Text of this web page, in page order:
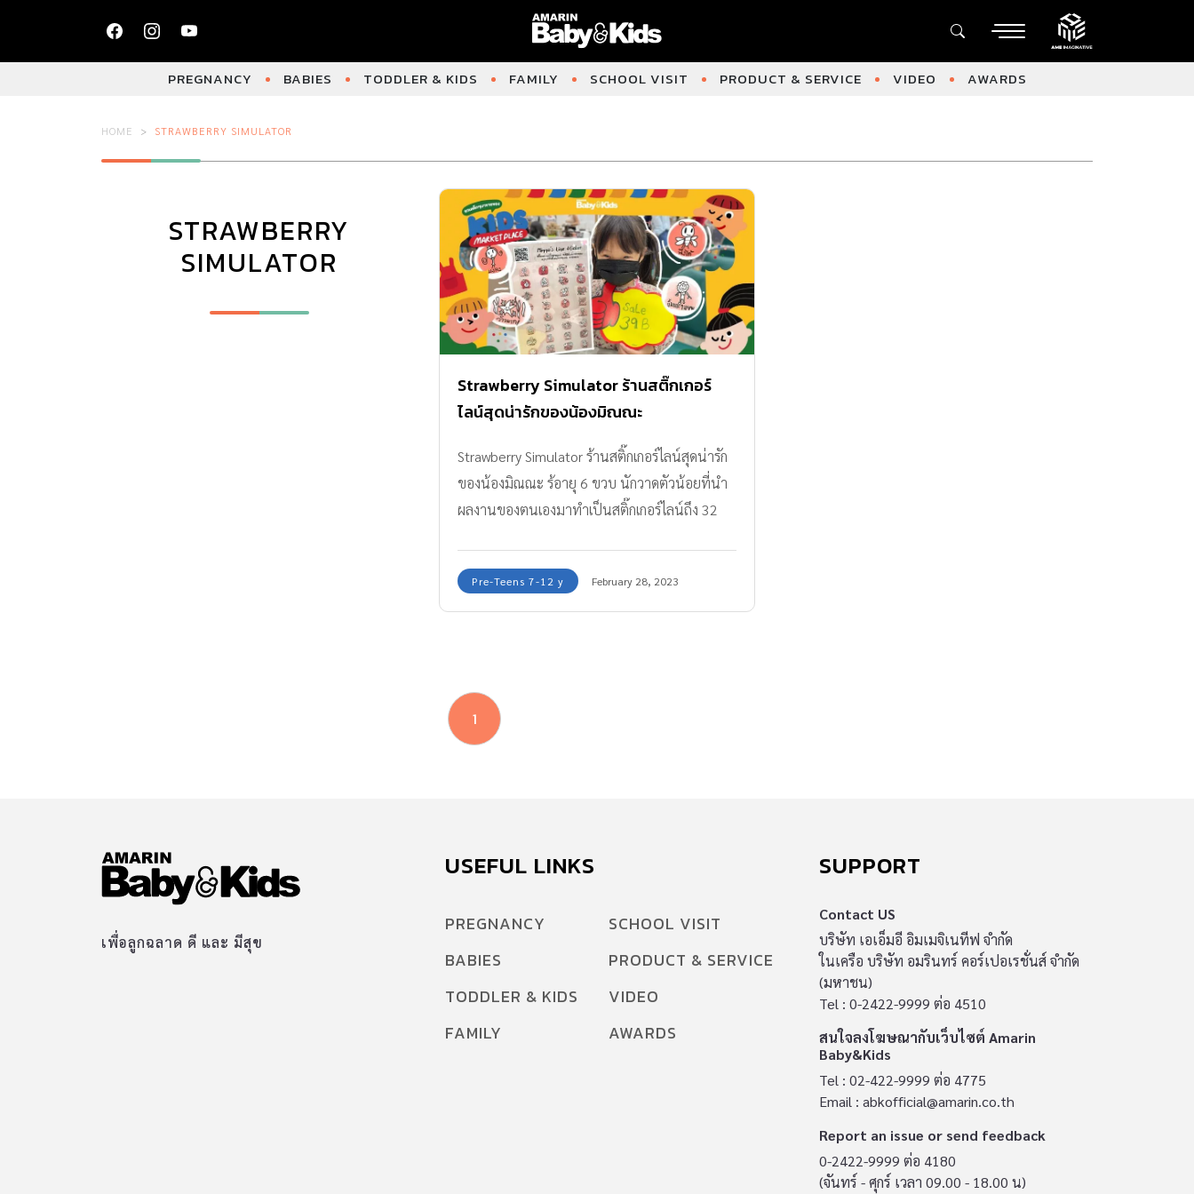
PREGNANCY BABIES TODDLER & KIDS FAMILY SCHOOL VISIT PRODUCT & SERVICE VIDEO AWARDS
HOME STRAWBERRY SIMULATOR
STRAWBERRY
SIMULATOR
Strawberry Simulator ร้านสติ๊กเกอร์
ไลน์สุดน่ารักของน้องมิณณะ
Strawberry Simulator ร้านสติ๊กเกอร์ไลน์สุดน่ารัก
ของน้องมิณณะ ร้อายุ 6 ขวบ นักวาดตัวน้อยที่นำ
ผลงานของตนเองมาทำเป็นสติ๊กเกอร์ไลน์ถึง 32
Pre-Teens 7-12 y February 28, 2023
1
เพื่อลูกฉลาด ดี และ มีสุข
USEFUL LINKS
PREGNANCY
BABIES
TODDLER & KIDS
FAMILY
SCHOOL VISIT
PRODUCT & SERVICE
VIDEO
AWARDS
SUPPORT
Contact US
บริษัท เอเอ็มอี อิมเมจิเนทีฟ จำกัด
ในเครือ บริษัท อมรินทร์ คอร์เปอเรชั่นส์ จำกัด
(มหาชน)
Tel : 0-2422-9999 ต่อ 4510
สนใจลงโฆษณากับเว็บไซต์ Amarin
Baby&Kids
Tel : 02-422-9999 ต่อ 4775
Email : abkofficial@amarin.co.th
Report an issue or send feedback
0-2422-9999 ต่อ 4180
(จันทร์ - ศุกร์ เวลา 09.00 - 18.00 น)